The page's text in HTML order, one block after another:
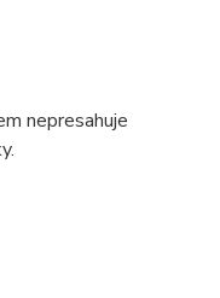
nepresahuje